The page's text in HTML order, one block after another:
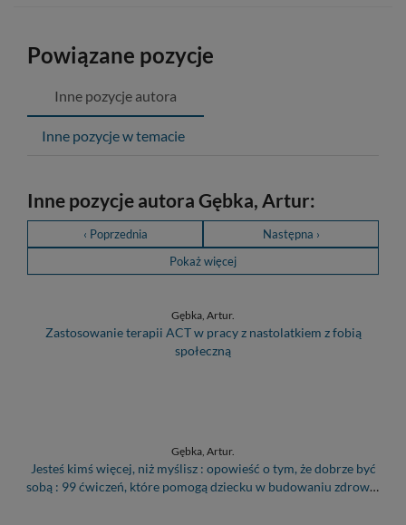
Powiązane pozycje
Inne pozycje autora
Inne pozycje w temacie
Inne pozycje autora Gębka, Artur:
‹ Poprzednia
Następna ›
Pokaż więcej
Gębka, Artur.
Zastosowanie terapii ACT w pracy z nastolatkiem z fobią
społeczną
Gębka, Artur.
Jesteś kimś więcej, niż myślisz : opowieść o tym, że dobrze być
sobą : 99 ćwiczeń, które pomogą dziecku w budowaniu zdrowej